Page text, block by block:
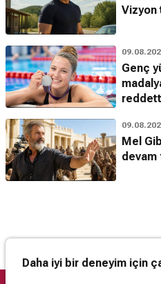
Vizyon
Genç
Mel
devam
Daha iyi bir deneyim için